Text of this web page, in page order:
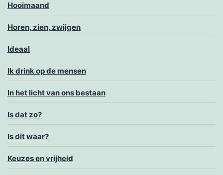
Hooimaand
Horen, zien, zwijgen
Ideaal
Ik drink op de mensen
In het licht van ons bestaan
Is dat zo?
Is dit waar?
Keuzes en vrijheid